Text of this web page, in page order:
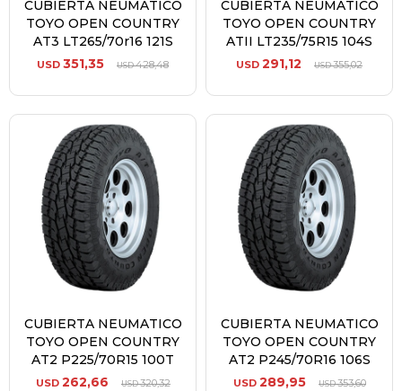
CUBIERTA NEUMATICO
TOYO OPEN COUNTRY
AT3 LT265/70r16 121S
USD 351,35 USD428,48
CUBIERTA NEUMATICO
TOYO OPEN COUNTRY
ATII LT235/75R15 104S
USD 291,12 USD355,02
CUBIERTA NEUMATICO
TOYO OPEN COUNTRY
AT2 P225/70R15 100T
USD 262,66 USD320,32
CUBIERTA NEUMATICO
TOYO OPEN COUNTRY
AT2 P245/70R16 106S
USD 289,95 USD353,60